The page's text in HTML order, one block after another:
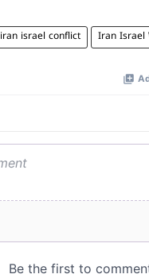
iran israel conflict Iran Israel